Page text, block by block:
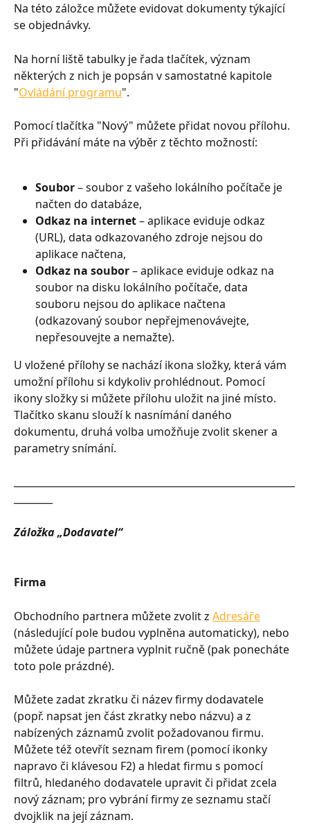
Na této záložce můžete evidovat dokumenty týkající
se objednávky.
Na horní liště tabulky je řada tlačítek, význam
některých z nich je popsán v samostatné kapitole
"Ovládání programu".
Pomocí tlačítka "Nový" můžete přidat novou přílohu.
Při přidávání máte na výběr z těchto možností:
Soubor – soubor z vašeho lokálního počítače je
načten do databáze,
Odkaz na internet – aplikace eviduje odkaz
(URL), data odkazovaného zdroje nejsou do
aplikace načtena,
Odkaz na soubor – aplikace eviduje odkaz na
soubor na disku lokálního počítače, data
souboru nejsou do aplikace načtena
(odkazovaný soubor nepřejmenovávejte,
nepřesouvejte a nemažte).
U vložené přílohy se nachází ikona složky, která vám
umožní přílohu si kdykoliv prohlédnout. Pomocí
ikony složky si můžete přílohu uložit na jiné místo.
Tlačítko skanu slouží k nasnímání daného
dokumentu, druhá volba umožňuje zvolit skener a
parametry snímání.
Záložka „Dodavatel“
Firma
Obchodního partnera můžete zvolit z Adresáře
(následující pole budou vyplněna automaticky), nebo
můžete údaje partnera vyplnit ručně (pak ponecháte
toto pole prázdné).
Můžete zadat zkratku či název firmy dodavatele
(popř. napsat jen část zkratky nebo názvu) a z
nabízených záznamů zvolit požadovanou firmu.
Můžete též otevřít seznam firem (pomocí ikonky
napravo či klávesou F2) a hledat firmu s pomocí
filtrů, hledaného dodavatele upravit či přidat zcela
nový záznam; pro vybrání firmy ze seznamu stačí
dvojklik na její záznam.